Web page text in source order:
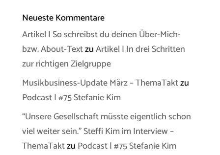
Neueste Kommentare
Artikel | So schreibst du deinen Über-Mich-
bzw. About-TextzuArtikel | In drei Schritten
zur richtigen Zielgruppe
Musikbusiness-Update März – ThemaTaktzu
Podcast | #75 Stefanie Kim
“Unsere Gesellschaft müsste eigentlich schon
viel weiter sein.” Steffi Kim im Interview –
ThemaTaktzu Podcast | #75 Stefanie Kim